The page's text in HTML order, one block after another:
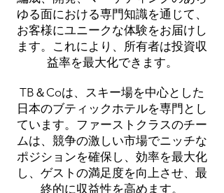
ゆる面における専門知識を通じて、
お客様にユニークな体験をお届けし
ます。これにより、所有者は投資収
益率を最大化できます。
TB＆Coは、スキー場を中心とした
日本のブティックホテルを専門とし
ています。ファーストクラスのチー
ムは、競争の激しい市場でニッチな
ポジションを確保し、効率を最大化
し、ゲストの満足度を向上させ、最
終的に収益性を高めます。